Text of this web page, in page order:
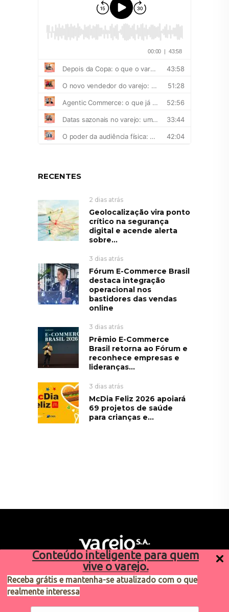
Conteúdo inteligente para quem
vive o varejo.
Receba grátis e mantenha-se atualizado com o que
realmente interessa
RECENTES
2 dias atrás
Geolocalização vira ponto
crítico na segurança
digital e acende alerta
sobre...
3 dias atrás
Fórum E-Commerce Brasil
destaca integração
operacional nos
bastidores das vendas
online
3 dias atrás
Prêmio E-Commerce
Brasil retorna ao Fórum e
reconhece empresas e
lideranças...
3 dias atrás
McDia Feliz 2026 apoiará
69 projetos de saúde
para crianças e...
Sugestões de pauta
varejosa@cndl.org.br